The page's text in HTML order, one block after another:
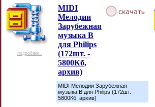
подробнее...
MIDI
Мелодии
Зарубежная
музыка B
для Philips
(172шт. -
5800Кб,
архив)
MIDI Мелодии Зарубежная
музыка B для Philips (172шт. -
5800Кб, архив)